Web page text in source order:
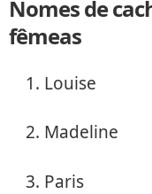
Nomes de
fêmeas
Louise
Madeline
Paris